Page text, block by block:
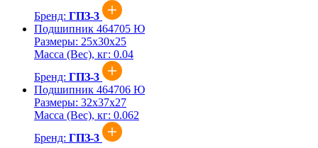
Бренд: ГПЗ-3
Подшипник 464705 Ю
Размеры: 25x30x25
Масса (Вес), кг: 0.04
Бренд: ГПЗ-3
Подшипник 464706 Ю
Размеры: 32x37x27
Масса (Вес), кг: 0.062
Бренд: ГПЗ-3